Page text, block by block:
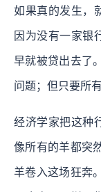
如果真的发生，
因为没有一家银
早就被贷出去了
问题；但只要所
经济学家把这种
像所有的羊都突
羊卷入这场狂奔